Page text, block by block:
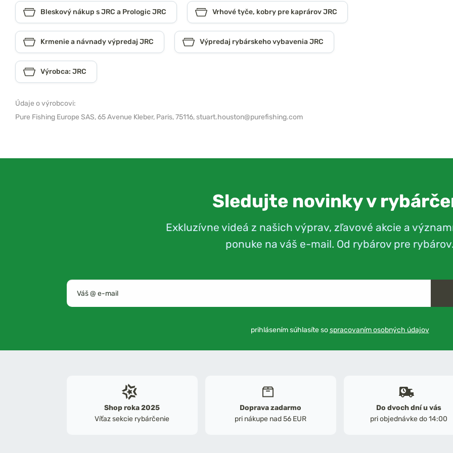
Bleskový nákup s JRC a Prologic JRC Vrhové tyče, kobry pre kaprárov JRC
Krmenie a návnady výpredaj JRC Výpredaj rybárskeho vybavenia JRC
Výrobca: JRC
Údaje o výrobcovi:
Pure Fishing Europe SAS,65 Avenue Kleber, Paris, 75116,stuart.houston@purefishing.com
Sledujte novinky v
Exkluzívne videá z našich výprav, zľavové akcie a
ponuke na váš e-mail. Od rybárov pre
prihlásením súhlasíte sospracovaním osobných údajov
Shop roka 2025
Víťaz sekcie rybárčenie
Doprava zadarmo
pri nákupe nad 56 EUR
Do dvoch dní u vás
pri objednávke do 14:00